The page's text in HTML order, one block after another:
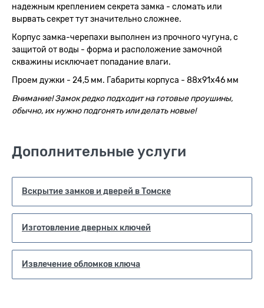
надежным креплением секрета замка - сломать или
вырвать секрет тут значительно сложнее.
Корпус замка-черепахи выполнен из прочного чугуна, с
защитой от воды - форма и расположение замочной
скважины исключает попадание влаги.
Проем дужки - 24,5 мм. Габариты корпуса - 88х91х46 мм
Внимание! Замок редко подходит на готовые проушины,
обычно, их нужно подгонять или делать новые!
Дополнительные услуги
Вскрытие замков и дверей в Томске
Изготовление дверных ключей
Извлечение обломков ключа